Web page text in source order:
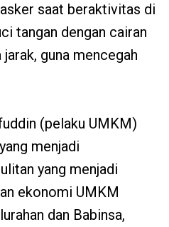
saat beraktivitas di
tangan dengan cairan
guna mencegah
(pelaku UMKM)
menjadi
yang menjadi
ekonomi UMKM
dan Babinsa,